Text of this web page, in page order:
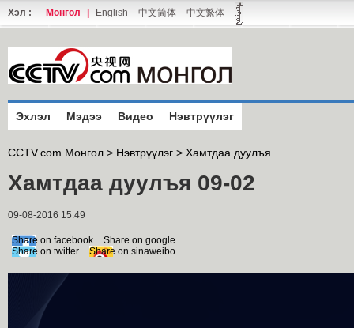
Хэл : Монгол English 中文简体 中文繁体
Эхлэл Мэдээ Видео Нэвтрүүлэг
CCTV.com Монгол > Нэвтрүүлэг > Хамтдаа дуулъя
Хамтдаа дуулъя 09-02
09-08-2016 15:49
Share on facebook
Share on google
Share on twitter
Share on sinaweibo